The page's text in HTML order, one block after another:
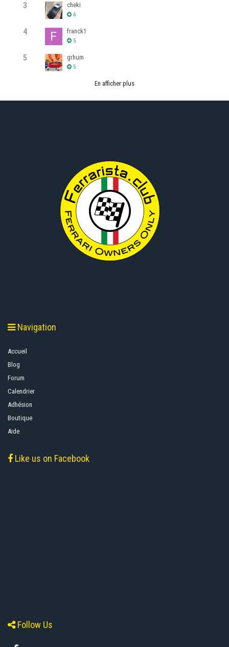
3 cheki
6
4 franck1
5
5 grhum
5
En afficher plus
Navigation
Accueil
Blog
Forum
Calendrier
Adhésion
Boutique
Aide
Like us on Facebook
Follow Us